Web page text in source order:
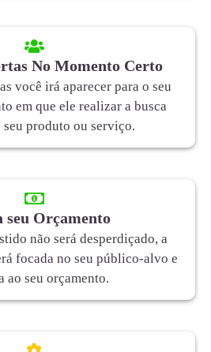
No Momento Certo
você irá aparecer para o seu
em que ele realizar a busca
seu produto ou serviço.
seu Orçamento
não será desperdiçado, a
focada no seu público-alvo e
ao seu orçamento.